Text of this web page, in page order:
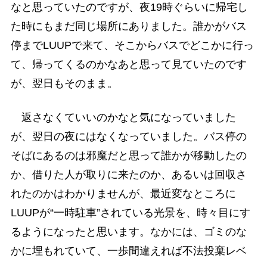
なと思っていたのですが、夜19時ぐらいに帰宅し
た時にもまだ同じ場所にありました。誰かがバス
停までLUUPで来て、そこからバスでどこかに行っ
て、帰ってくるのかなあと思って見ていたのです
が、翌日もそのまま。
返さなくていいのかなと気になっていました
が、翌日の夜にはなくなっていました。バス停の
そばにあるのは邪魔だと思って誰かが移動したの
か、借りた人が取りに来たのか、あるいは回収さ
れたのかはわかりませんが、最近変なところに
LUUPが“一時駐車”されている光景を、時々目にす
るようになったと思います。なかには、ゴミのな
かに埋もれていて、一歩間違えれば不法投棄レベ